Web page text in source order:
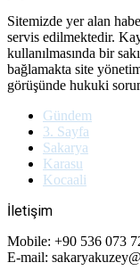
Sitemizde yer alan
servis edilmektedir.
kullanılmasında bir
bağlamakta site
görüşünde hukuki
Gündem
3. Sayfa
Sakarya
Karasu
Kocaali
İletişim
Mobile: +90 536 073
E-mail: